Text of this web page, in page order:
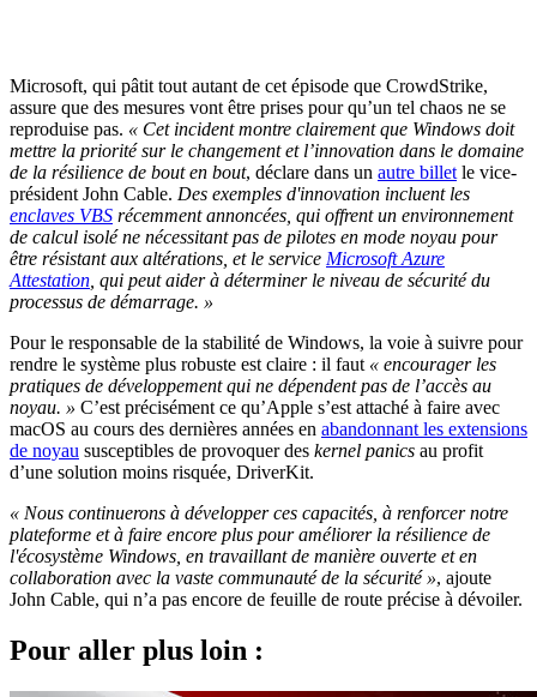
Microsoft, qui pâtit tout autant de cet épisode que CrowdStrike,
assure que des mesures vont être prises pour qu’un tel chaos ne se
reproduise pas. « Cet incident montre clairement que Windows doit
mettre la priorité sur le changement et l’innovation dans le domaine
de la résilience de bout en bout, déclare dans un autre billetle vice-
président John Cable. Des exemples d'innovation incluent les
enclaves VBS récemment annoncées, qui offrent un environnement
de calcul isolé ne nécessitant pas de pilotes en mode noyau pour
être résistant aux altérations, et le service Microsoft Azure
Attestation, qui peut aider à déterminer le niveau de sécurité du
processus de démarrage. »
Pour le responsable de la stabilité de Windows, la voie à suivre pour
rendre le système plus robuste est claire : il faut « encourager les
pratiques de développement qui ne dépendent pas de l’accès au
noyau. » C’est précisément ce qu’Apple s’est attaché à faire avec
macOS au cours des dernières années en abandonnant les extensions
de noyau susceptibles de provoquer des kernel panics au profit
d’une solution moins risquée, DriverKit.
« Nous continuerons à développer ces capacités, à renforcer notre
plateforme et à faire encore plus pour améliorer la résilience de
l'écosystème Windows, en travaillant de manière ouverte et en
collaboration avec la vaste communauté de la sécurité », ajoute
John Cable, qui n’a pas encore de feuille de route précise à dévoiler.
Pour aller plus loin :